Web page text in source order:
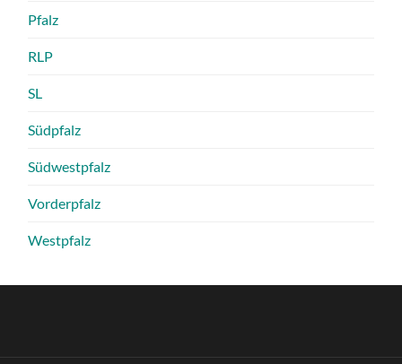
Pfalz
RLP
SL
Südpfalz
Südwestpfalz
Vorderpfalz
Westpfalz